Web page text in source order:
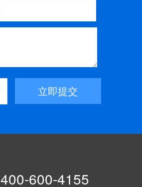
立即提交
400-600-4155